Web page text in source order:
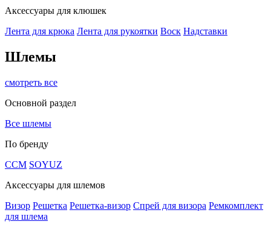
Аксессуары для клюшек
Лента для крюка Лента для рукоятки Воск Надставки
Шлемы
смотреть все
Основной раздел
Все шлемы
По бренду
CCM SOYUZ
Аксессуары для шлемов
Визор Решетка Решетка-визор Спрей для визора Ремкомплект
для шлема